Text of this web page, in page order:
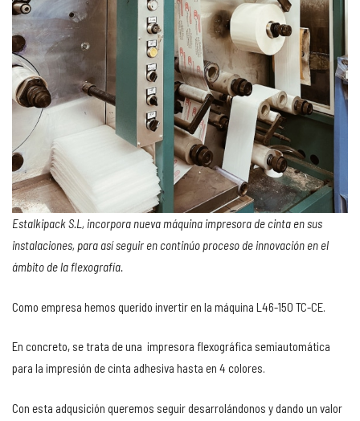
Estalkipack S.L, incorpora nueva máquina impresora de cinta en sus
instalaciones, para así seguir en continúo proceso de innovación en el
ámbito de la flexografía.
Como empresa hemos querido invertir en la máquina L46-150 TC-CE.
En concreto, se trata de una impresora flexográfica semiautomática
para la impresión de cinta adhesiva hasta en 4 colores.
Con esta adqusición queremos seguir desarrolándonos y dando un valor